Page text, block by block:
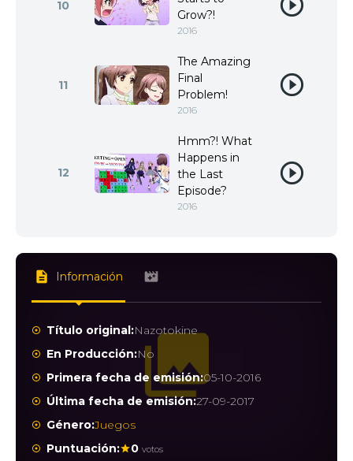
10
Grow?!
2016
11
The Amazing
Final
Problem!
2016
12
Hmm?! What
Happens in
the Last
Episode?
2016
Información
Título original:Nazotokine
En Producción:No
Primera fecha de emisión:05-10-2016
Última fecha de emisión:27-09-2017
Género:Juegos
Puntuación:
0 votos